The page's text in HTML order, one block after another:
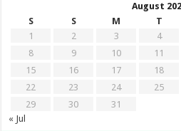
August
S
S M T
1
2 3 4
8
9 10 11
15
16 17 18
22
23 24 25
29
30
31
« Jul